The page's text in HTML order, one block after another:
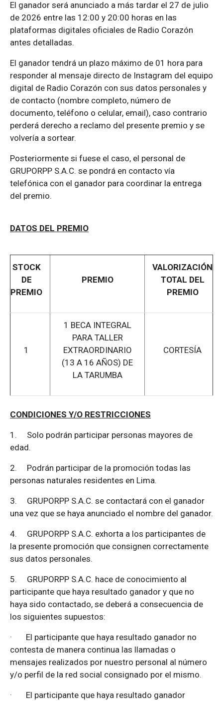
El ganador será anunciado a más tardar el 27 de julio
de 2026 entre las 12:00 y 20:00 horas en las
plataformas digitales oficiales de Radio Corazón
antes detalladas.
El ganador tendrá un plazo máximo de 01 hora para
responder al mensaje directo de Instagram del equipo
digital de Radio Corazón con sus datos personales y
de contacto (nombre completo, número de
documento, teléfono o celular, email), caso contrario
perderá derecho a reclamo del presente premio y se
volvería a sortear.
Posteriormente si fuese el caso, el personal de
GRUPORPP S.A.C. se pondrá en contacto vía
telefónica con el ganador para coordinar la entrega
del premio.
DATOS DEL PREMIO
STOCK
DE
PREMIO
PREMIO
VALORIZACIÓN
TOTAL DEL
PREMIO
1
1 BECA INTEGRAL
PARA TALLER
EXTRAORDINARIO
(13 A 16 AÑOS) DE
LA TARUMBA
CORTESÍA
CONDICIONES Y/O RESTRICCIONES
1. Solo podrán participar personas mayores de
edad.
2. Podrán participar de la promoción todas las
personas naturales residentes en Lima.
3. GRUPORPP S.A.C. se contactará con el ganador
una vez que se haya anunciado el nombre del ganador.
4. GRUPORPP S.A.C. exhorta a los participantes de
la presente promoción que consignen correctamente
sus datos personales.
5. GRUPORPP S.A.C. hace de conocimiento al
participante que haya resultado ganador y que no
haya sido contactado, se deberá a consecuencia de
los siguientes supuestos:
· El participante que haya resultado ganador no
contesta de manera continua las llamadas o
mensajes realizados por nuestro personal al número
y/o perfil de la red social consignado por el mismo.
· El participante que haya resultado ganador